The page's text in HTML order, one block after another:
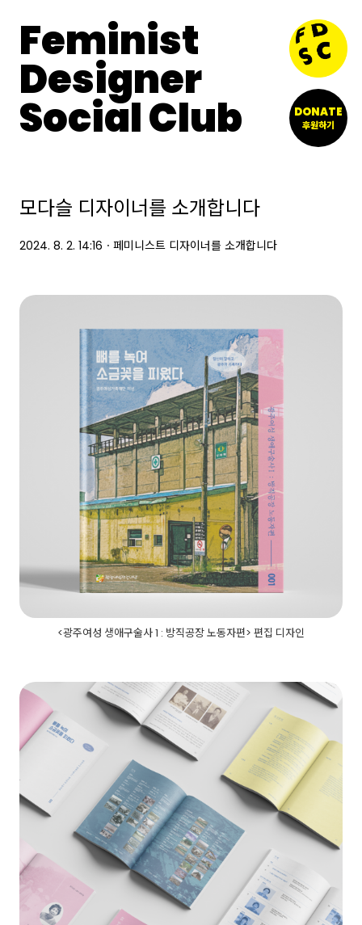
Feminist
Designer
Social Club DONATE
후원하기
모다슬 디자이너를 소개합니다
2024. 8. 2. 14:16 ㆍ 페미니스트 디자이너를 소개합니다
<광주여성 생애구술사 1 : 방직공장 노동자편> 편집 디자인